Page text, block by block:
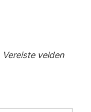
Vereiste velden